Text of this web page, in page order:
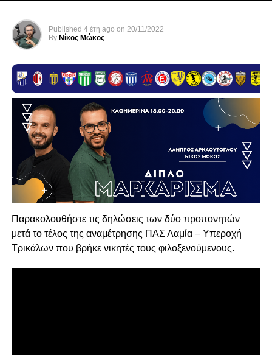
Published 4 έτη ago on 20/11/2022
By Νίκος Μώκος
Παρακολουθήστε τις δηλώσεις των δύο προπονητών
μετά το τέλος της αναμέτρησης ΠΑΣ Λαμία – Υπεροχή
Τρικάλων που βρήκε νικητές τους φιλοξενούμενους.